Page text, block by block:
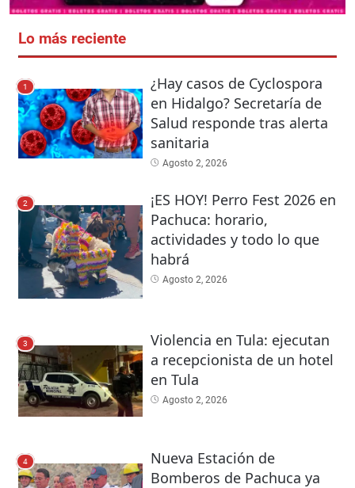
Lo más reciente
1
¿Hay casos de Cyclospora
en Hidalgo? Secretaría de
Salud responde tras alerta
sanitaria
Agosto 2, 2026
2
¡ES HOY! Perro Fest 2026 en
Pachuca: horario,
actividades y todo lo que
habrá
Agosto 2, 2026
3
Violencia en Tula: ejecutan
a recepcionista de un hotel
en Tula
Agosto 2, 2026
4
Nueva Estación de
Bomberos de Pachuca ya